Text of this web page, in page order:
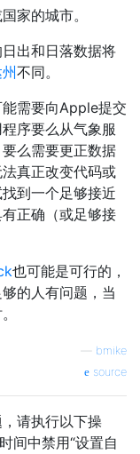
家的城市。
日出和日落数据将
不同。
需要向Apple提交
序要么从气象服
么需要更正数据
真正改变代码或
到一个足够接近
正确（或足够接
也可能是可行的，
的人有问题，当
bmike
source
请执行以下操
间中禁用“设置自